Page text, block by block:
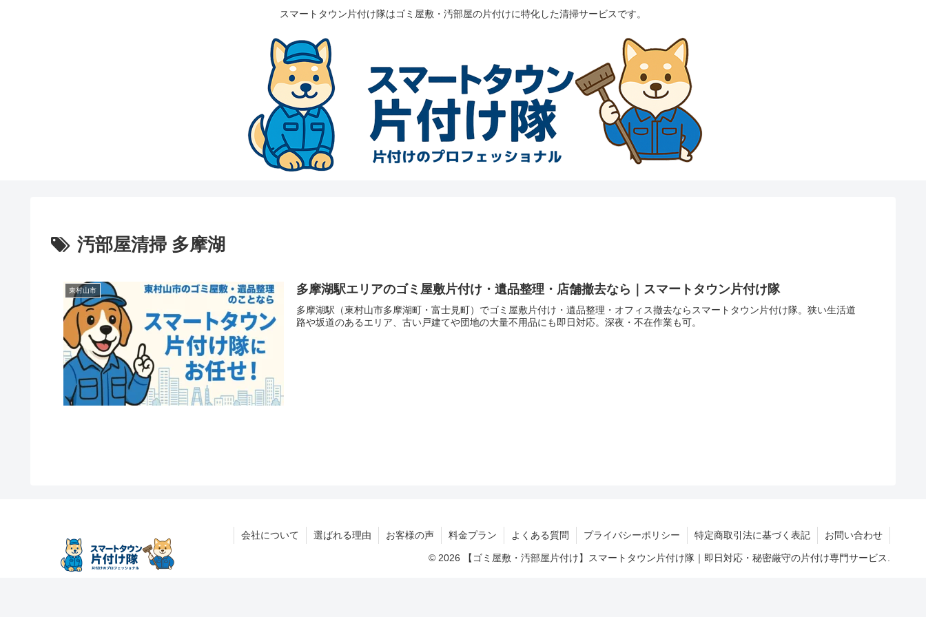
スマートタウン片付け隊はゴミ屋敷・汚部屋の片付けに特化した清掃サービスです。
汚部屋清掃 多摩湖
東村山市 多摩湖駅エリアのゴミ屋敷片付け・遺品整理・店舗撤去なら｜スマートタウン片付け隊
多摩湖駅（東村山市多摩湖町・富士見町）でゴミ屋敷片付け・遺品整理・オフィス撤去ならスマートタウン片付け隊。狭い生活道
路や坂道のあるエリア、古い戸建てや団地の大量不用品にも即日対応。深夜・不在作業も可。
会社について 選ばれる理由 お客様の声 料金プラン よくある質問 プライバシーポリシー 特定商取引法に基づく表記 お問い合わせ
© 2026 【ゴミ屋敷・汚部屋片付け】スマートタウン片付け隊｜即日対応・秘密厳守の片付け専門サービス.